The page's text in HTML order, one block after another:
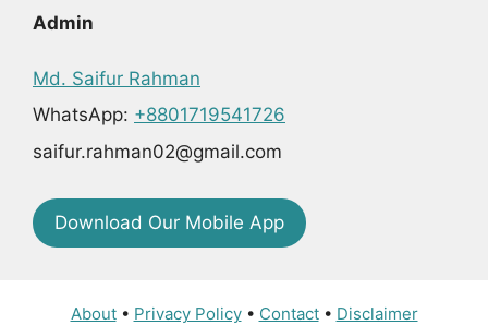
Admin
Md. Saifur Rahman
WhatsApp: +8801719541726
saifur.rahman02@gmail.com
Download Our Mobile App
About• Privacy Policy• Contact• Disclaimer